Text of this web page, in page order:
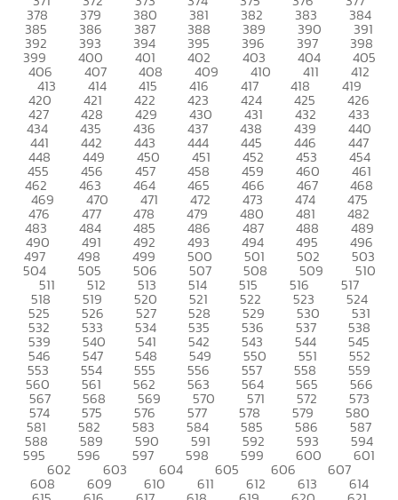
378 379 380 381 382 383 384
385 386 387 388 389 390 391
392 393 394 395 396 397 398
399 400 401 402 403 404 405
406 407 408 409 410 411 412
413 414 415 416 417 418 419
420 421 422 423 424 425 426
427 428 429 430 431 432 433
434 435 436 437 438 439 440
441 442 443 444 445 446 447
448 449 450 451 452 453 454
455 456 457 458 459 460 461
462 463 464 465 466 467 468
469 470 471 472 473 474 475
476 477 478 479 480 481 482
483 484 485 486 487 488 489
490 491 492 493 494 495 496
497 498 499 500 501 502 503
504 505 506 507 508 509 510
511 512 513 514 515 516 517
518 519 520 521 522 523 524
525 526 527 528 529 530 531
532 533 534 535 536 537 538
539 540 541 542 543 544 545
546 547 548 549 550 551 552
553 554 555 556 557 558 559
560 561 562 563 564 565 566
567 568 569 570 571 572 573
574 575 576 577 578 579 580
581 582 583 584 585 586 587
588 589 590 591 592 593 594
595 596 597 598 599 600 601
602 603 604 605 606 607
608 609 610 611 612 613 614